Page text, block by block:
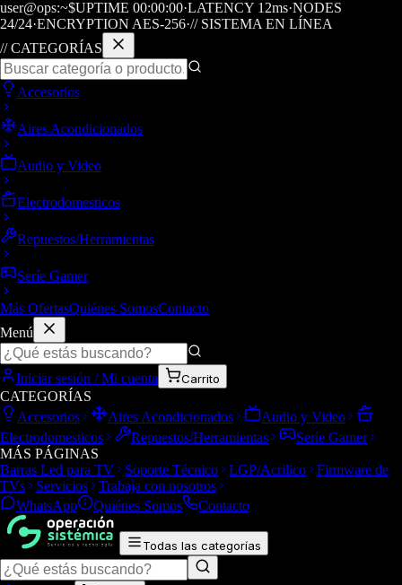
user@ops:~$UPTIME 00:00:00·LATENCY 12ms·NODES
24/24·ENCRYPTION AES-256·// SISTEMA EN LÍNEA
// CATEGORÍAS
Accesorios
Aires Acondicionados
Audio y Video
Electrodomesticos
Repuestos/Herramientas
Seríe Gamer
Más OfertasQuiénes SomosContacto
Menú
Iniciar sesión / Mi cuenta Carrito
CATEGORÍAS
Accesorios
Aires Acondicionados
Audio y Video
Electrodomesticos
Repuestos/Herramientas
Seríe Gamer
MÁS PÁGINAS
Barras Led para TV
Soporte Técnico LGP/Acrilico
Firmware de
TVs
Servicios
Trabaja con nosotros
WhatsApp
Quiénes Somos Contacto
Todas las categorías